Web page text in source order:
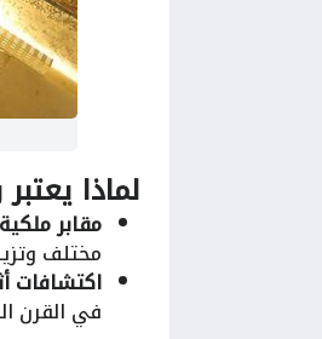
لماذا
مقابر
مختلف
اكتشافات
في القرن